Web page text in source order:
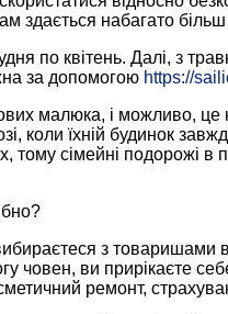
здається набагато
по квітень. Далі, з
за допомогою https://
малюка, і можливо, це
коли їхній будинок
тому сімейні подорожі в
з
ви прирікаєте себе
ремонт,